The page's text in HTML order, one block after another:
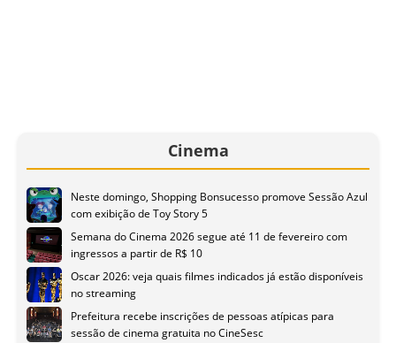
Cinema
Neste domingo, Shopping Bonsucesso promove Sessão Azul
com exibição de Toy Story 5
Semana do Cinema 2026 segue até 11 de fevereiro com
ingressos a partir de R$ 10
Oscar 2026: veja quais filmes indicados já estão disponíveis
no streaming
Prefeitura recebe inscrições de pessoas atípicas para
sessão de cinema gratuita no CineSesc